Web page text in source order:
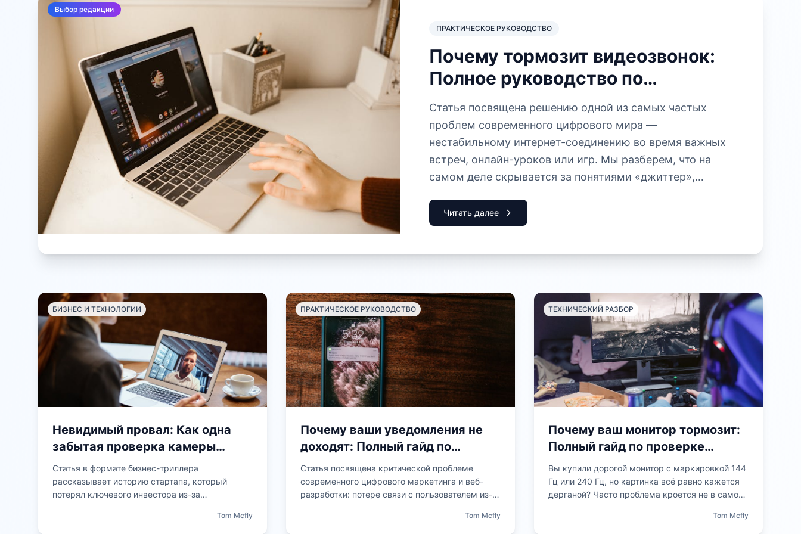
Выбор редакции
ПРАКТИЧЕСКОЕ РУКОВОДСТВО
Почему тормозит видеозвонок:
Полное руководство по
диагностике сети через Ping-
тест
Статья посвящена решению одной из самых частых
проблем современного цифрового мира —
нестабильному интернет-соединению во время важных
встреч, онлайн-уроков или игр. Мы разберем, что на
самом деле скрывается за понятиями «джиттер»,
проверка скорости скачивания не всегда выявляет
корень зла. На основе функционала инструмента для
обновления системы. Читатель узнает, как
интерпретировать метрики в реальном времени,
отличать проблемы провайдера от неисправностей
локального оборудования и гарантировать
бесперебойную связь перед критически важными
событиями. Это практическое пособие превратит
сложную техническую диагностику в простой
пользователю.
Читать далее
БИЗНЕС И ТЕХНОЛОГИИ
Невидимый провал: Как одна
забытая проверка камеры
сорвала сделку на миллион
Статья в формате бизнес-триллера
рассказывает историю стартапа, который
потерял ключевого инвестора из-за
подготовке, игнорирует простой шаг — тест
Tom Mcfly
ПРАКТИЧЕСКОЕ РУКОВОДСТВО
Почему ваши уведомления не
доходят: Полный гайд по
диагностике Web Push
Статья посвящена критической проблеме
современного цифрового маркетинга и веб-
разработки: потере связи с пользователем из-
разберем, почему важные оповещения часто
Tom Mcfly
ТЕХНИЧЕСКИЙ РАЗБОР
Почему ваш монитор тормозит:
Полный гайд по проверке
реальной частоты обновления
(Гц)
Вы купили дорогой монитор с маркировкой 144
Гц или 240 Гц, но картинка всё равно кажется
дерганой? Часто проблема кроется не в самом
или драйверах, которые сбрасывают частоту до
Tom Mcfly